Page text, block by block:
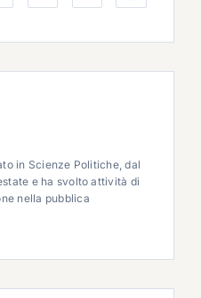
in Scienze Politiche, dal
e ha svolto attività di
nella pubblica